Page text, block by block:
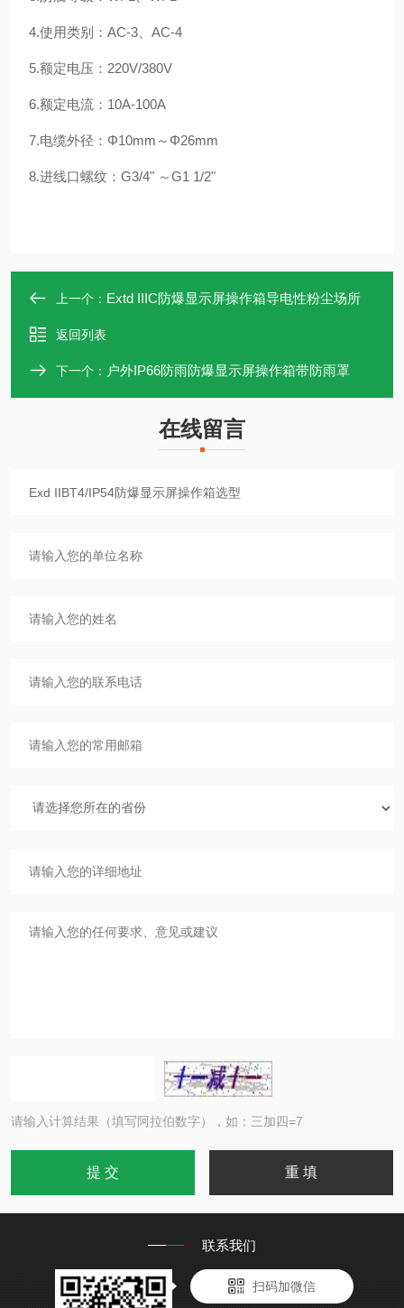
4.使用类别：AC-3、AC-4
5.额定电压：220V/380V
6.额定电流：10A-100A
7.电缆外径：Φ10mm～Φ26mm
8.进线口螺纹：G3/4" ～G1 1/2"
上一个： Extd IIIC防爆显示屏操作箱导电性粉尘场所
返回列表
下一个： 户外IP66防雨防爆显示屏操作箱带防雨罩
在线留言
请输入计算结果（填写阿拉伯数字），如：三加四=7
联系我们
扫码加微信